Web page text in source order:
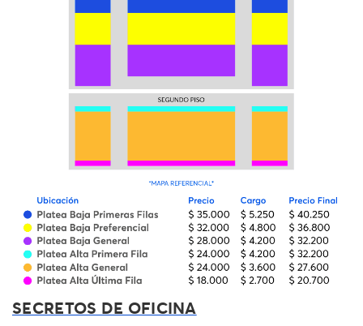
SECRETOS DE OFICINA